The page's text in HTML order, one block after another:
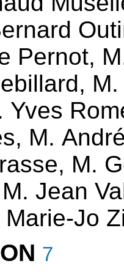
Pernot,
,
Yves
, M.
, M.
M. Jean
Marie-Jo
7